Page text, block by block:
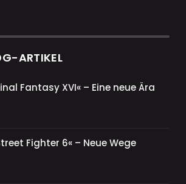
ARTIKEL
Fantasy XVI« – Eine neue Ära
Fighter 6« – Neue Wege